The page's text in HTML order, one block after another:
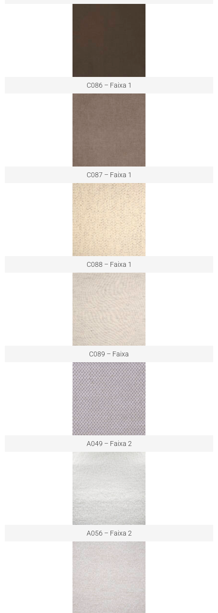
C086 – Faixa 1
C087 – Faixa 1
C088 – Faixa 1
C089 – Faixa
A049 – Faixa 2
A056 – Faixa 2